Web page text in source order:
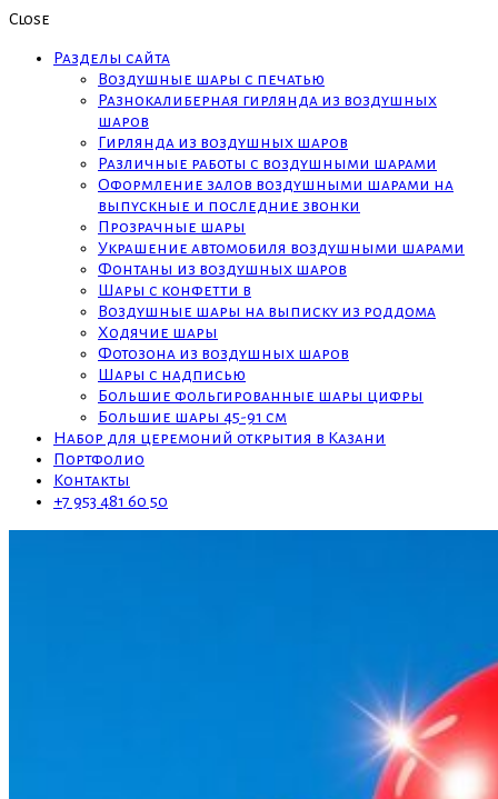
Close
Разделы сайта
Воздушные шары с печатью
Разнокалиберная гирлянда из воздушных
шаров
Гирлянда из воздушных шаров
Различные работы с воздушными шарами
Оформление залов воздушными шарами на
выпускные и последние звонки
Прозрачные шары
Украшение автомобиля воздушными шарами
Фонтаны из воздушных шаров
Шары с конфетти в
Воздушные шары на выписку из роддома
Ходячие шары
Фотозона из воздушных шаров
Шары с надписью
Большие фольгированные шары цифры
Большие шары 45-91 см
Набор для церемоний открытия в Казани
Портфолио
Контакты
+7 953 481 60 50